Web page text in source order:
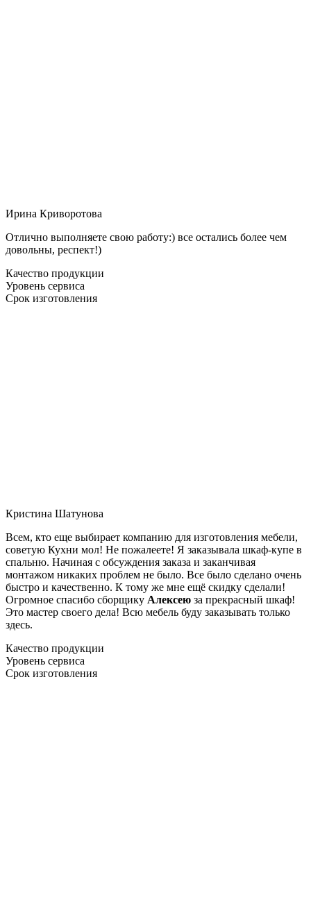
Ирина Криворотова
Отлично выполняете свою работу:) все остались более чем
довольны, респект!)
Качество продукции
Уровень сервиса
Срок изготовления
Кристина Шатунова
Всем, кто еще выбирает компанию для изготовления мебели,
советую Кухни мол! Не пожалеете! Я заказывала шкаф-купе в
спальню. Начиная с обсуждения заказа и заканчивая
монтажом никаких проблем не было. Все было сделано очень
быстро и качественно. К тому же мне ещё скидку сделали!
Огромное спасибо сборщику Алексею за прекрасный шкаф!
Это мастер своего дела! Всю мебель буду заказывать только
здесь.
Качество продукции
Уровень сервиса
Срок изготовления